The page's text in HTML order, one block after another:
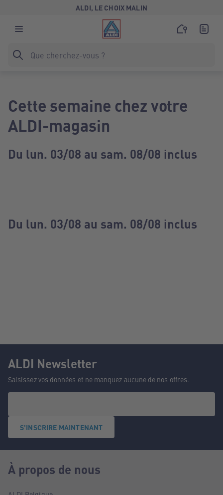
ALDI, LE CHOIX MALIN
Cette semaine chez votre
ALDI-magasin
Du lun. 03/08 au sam. 08/08 inclus
Du lun. 03/08 au sam. 08/08 inclus
ALDI Newsletter
Saisissez vos données et ne manquez aucune de nos offres.
S'INSCRIRE MAINTENANT
À propos de nous